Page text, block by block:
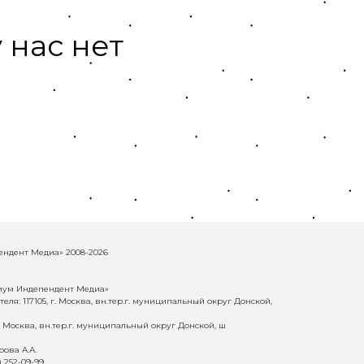
нет
Медиа» 2008-2026
Индепендент Медиа»
117105, г. Москва, вн.тер.г. муниципальный округ Донской,
Москва, вн.тер.г. муниципальный округ Донской, ш
А.А.